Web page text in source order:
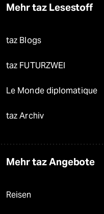
Mehr taz Lesestoff
taz Blogs
taz FUTURZWEI
Le Monde diplomatique
taz Archiv
Mehr taz Angebote
Reisen